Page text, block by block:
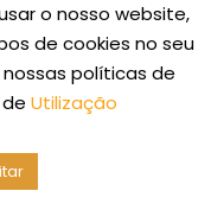
o nosso website,
de cookies no seu
políticas de
Utilização